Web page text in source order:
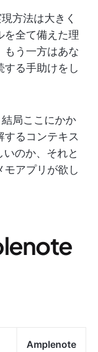
方法は大きく
を全て備えた理
もう一方はあな
る手助けをし
局ここにかか
するコンテキス
のか、それと
モアプリが欲し
Amplenote